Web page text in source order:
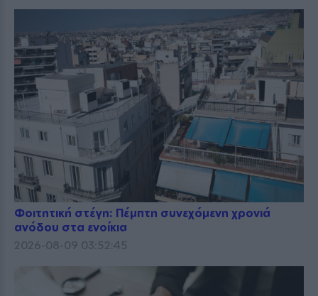
Φοιτητική στέγη: Πέμπτη συνεχόμενη χρονιά
ανόδου στα ενοίκια
2026-08-09 03:52:45